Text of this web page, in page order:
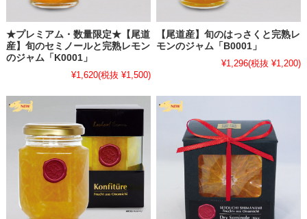
お待たせ致しました。今期のいちじくジャムシリーズ販売を開始いた
します。
いちじくが収穫できる期間は順次商品を追加してまいりますので、ど
うぞよろしくお願い致します。旬のとれたていちじくで作ったジャム
をこの機会にぜひご賞味ください。
のジャム商品ページはこちら
・【尾道産の完熟いちじく「蓬莱柿（ほうらいし）」で作ったジャム
シリーズの販売は9月前後の予定です】
尾道産の完熟いちじく「蓬莱柿（ほうらいし）」で作ったジャムシリ
ーズの販売は9月初旬ごろになりそうです。
時期は多少前後しますが、収穫開始次第、順次製造いたします。どう
★プレミアム・数量限定★【尾道
産】旬のセミノールと完熟レモン
のジャム「K0001」
¥1,620(税抜 ¥1,500)
【尾道産】旬のはっさくと完熟レ
モンのジャム「B0001」
¥1,296(税抜 ¥1,200)